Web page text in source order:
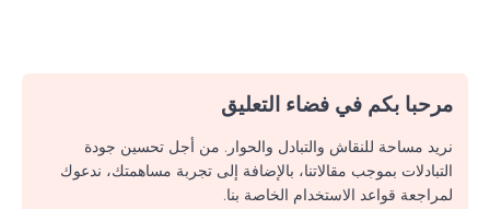
مرحبا بكم في فضاء التعليق
نريد مساحة للنقاش والتبادل والحوار. من أجل تحسين جودة
التبادلات بموجب مقالاتنا، بالإضافة إلى تجربة مساهمتك، ندعوك
لمراجعة قواعد الاستخدام الخاصة بنا.